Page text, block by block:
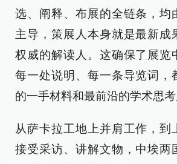
选、阐释、布展的全链条，均
主导，策展人本身就是最新成
权威的解读人。这确保了展览
每一处说明、每一条导览词，
的一手材料和最前沿的学术思考
从萨卡拉工地上并肩工作，到
接受采访、讲解文物，中埃两